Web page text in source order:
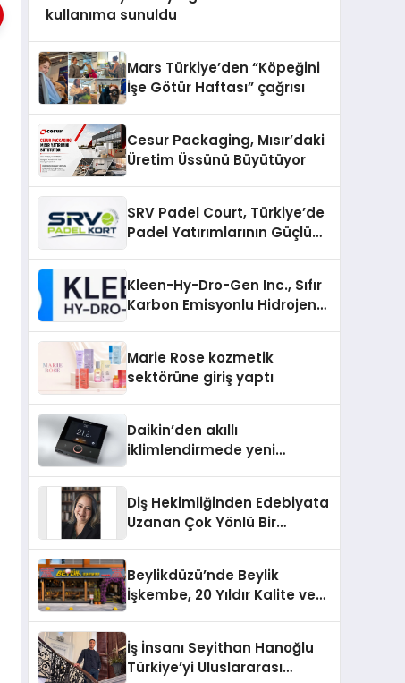
kullanıma sunuldu
Mars Türkiye’den “Köpeğini
İşe Götür Haftası” çağrısı
Cesur Packaging, Mısır’daki
Üretim Üssünü Büyütüyor
SRV Padel Court, Türkiye’de
Padel Yatırımlarının Güçlü
Kleen-Hy-Dro-Gen Inc., Sıfır
Karbon Emisyonlu Hidrojen
Aldı
Marie Rose kozmetik
sektörüne giriş yaptı
Daikin’den akıllı
iklimlendirmede yeni
Diş Hekimliğinden Edebiyata
Uzanan Çok Yönlü Bir
Beylikdüzü’nde Beylik
İşkembe, 20 Yıldır Kalite ve
İş İnsanı Seyithan Hanoğlu
Türkiye’yi Uluslararası